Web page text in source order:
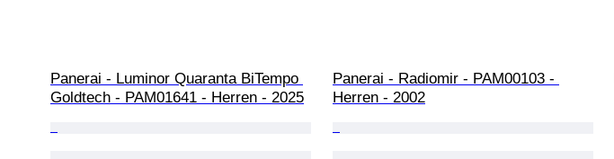
Panerai - Luminor Quaranta BiTempo
Goldtech - PAM01641 - Herren - 2025
Panerai - Radiomir - PAM00103 -
Herren - 2002